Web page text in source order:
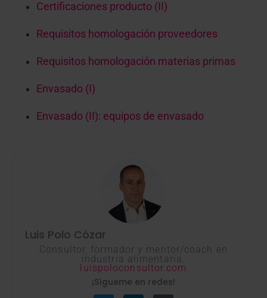
Certificaciones producto (II)
Requisitos homologación proveedores
Requisitos homologación materias primas
Envasado (I)
Envasado (II): equipos de envasado
Luis Polo Cózar
Consultor, formador y mentor/coach en
industria alimentaria.
luispoloconsultor.com
¡Sígueme en redes!
T